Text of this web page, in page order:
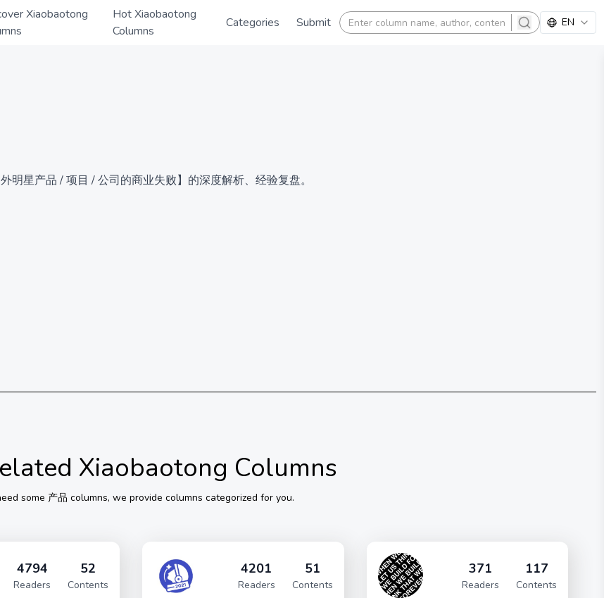
Xiaobaotong
Hot Xiaobaotong
Columns
Categories
Submit
search
EN
星产品 / 项目 / 公司的商业失败】的深度解析、经验复盘。
Xiaobaotong Columns
some 产品 columns, we provide columns categorized for you.
4794
Readers
52
Contents
4201
Readers
51
Contents
371
Readers
117
Contents